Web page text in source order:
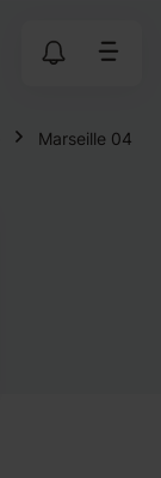
Marseille 04